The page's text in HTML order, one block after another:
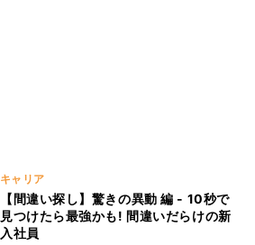
キャリア
【間違い探し】驚きの異動 編 - 10秒で
見つけたら最強かも! 間違いだらけの新
入社員